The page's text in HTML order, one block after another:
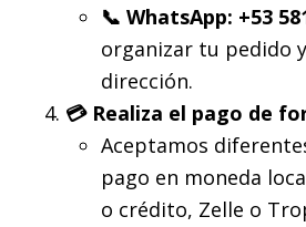
📞 WhatsApp: +53
organizar tu pedido
dirección.
💳 Realiza el pago de
Aceptamos
pago en moneda
o crédito, Zelle o